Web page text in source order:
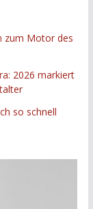
zum Motor des
2026 markiert
so schnell